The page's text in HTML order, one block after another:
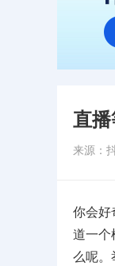
直
来源：
你会好
道一个
么呢。